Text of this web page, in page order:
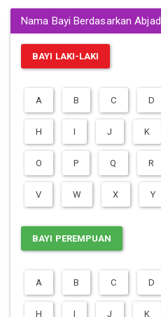
Nama Bayi Berdasarkan Abjad
BAYI LAKI-LAKI
A B C D
H I J K
O P Q R
V W X Y
BAYI PEREMPUAN
A B C D
H I J K